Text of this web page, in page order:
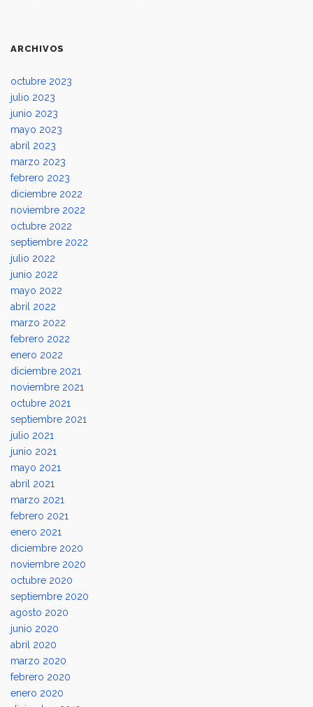
ARCHIVOS
octubre 2023
julio 2023
junio 2023
mayo 2023
abril 2023
marzo 2023
febrero 2023
diciembre 2022
noviembre 2022
octubre 2022
septiembre 2022
julio 2022
junio 2022
mayo 2022
abril 2022
marzo 2022
febrero 2022
enero 2022
diciembre 2021
noviembre 2021
octubre 2021
septiembre 2021
julio 2021
junio 2021
mayo 2021
abril 2021
marzo 2021
febrero 2021
enero 2021
diciembre 2020
noviembre 2020
octubre 2020
septiembre 2020
agosto 2020
junio 2020
abril 2020
marzo 2020
febrero 2020
enero 2020